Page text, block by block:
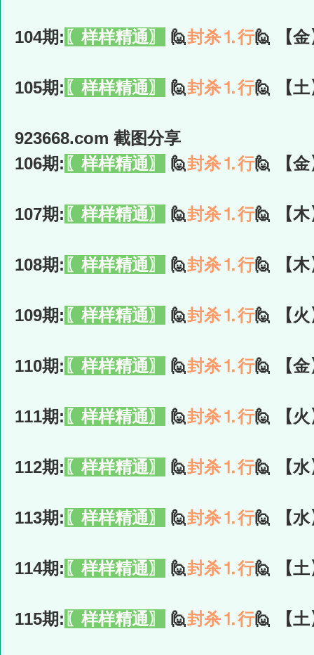
104期: 〖样样精通〗 🙋封杀⒈行🙋 【
105期: 〖样样精通〗 🙋封杀⒈行🙋 【
923668.com 截图分享
106期: 〖样样精通〗 🙋封杀⒈行🙋 【
107期: 〖样样精通〗 🙋封杀⒈行🙋 【
108期: 〖样样精通〗 🙋封杀⒈行🙋 【
109期: 〖样样精通〗 🙋封杀⒈行🙋 【
110期: 〖样样精通〗 🙋封杀⒈行🙋 【
111期: 〖样样精通〗 🙋封杀⒈行🙋 【
112期: 〖样样精通〗 🙋封杀⒈行🙋 【
113期: 〖样样精通〗 🙋封杀⒈行🙋 【
114期: 〖样样精通〗 🙋封杀⒈行🙋 【
115期: 〖样样精通〗 🙋封杀⒈行🙋 【